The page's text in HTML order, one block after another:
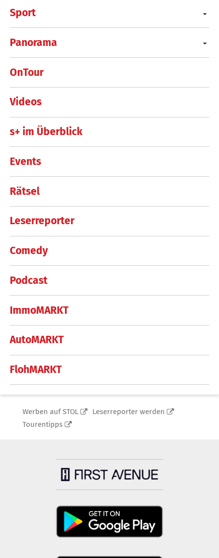
Sport
Panorama
OnTour
Videos
s+ im Überblick
Events
Rätsel
Leserreporter
Comedy
Podcast
ImmoMARKT
AutoMARKT
FlohMARKT
Werben auf STOL
Leserreporter werden
Tourentipps